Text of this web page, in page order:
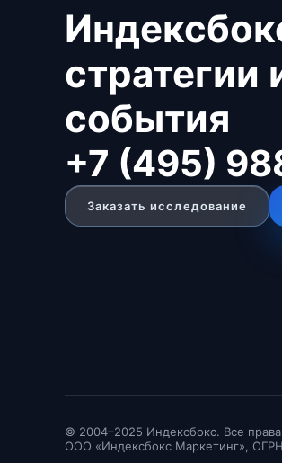
стратегии
события
+7 (495)
Заказать исследование
© 2004–2025 Индексбокс. Все
ООО «Индексбокс Маркетинг»,